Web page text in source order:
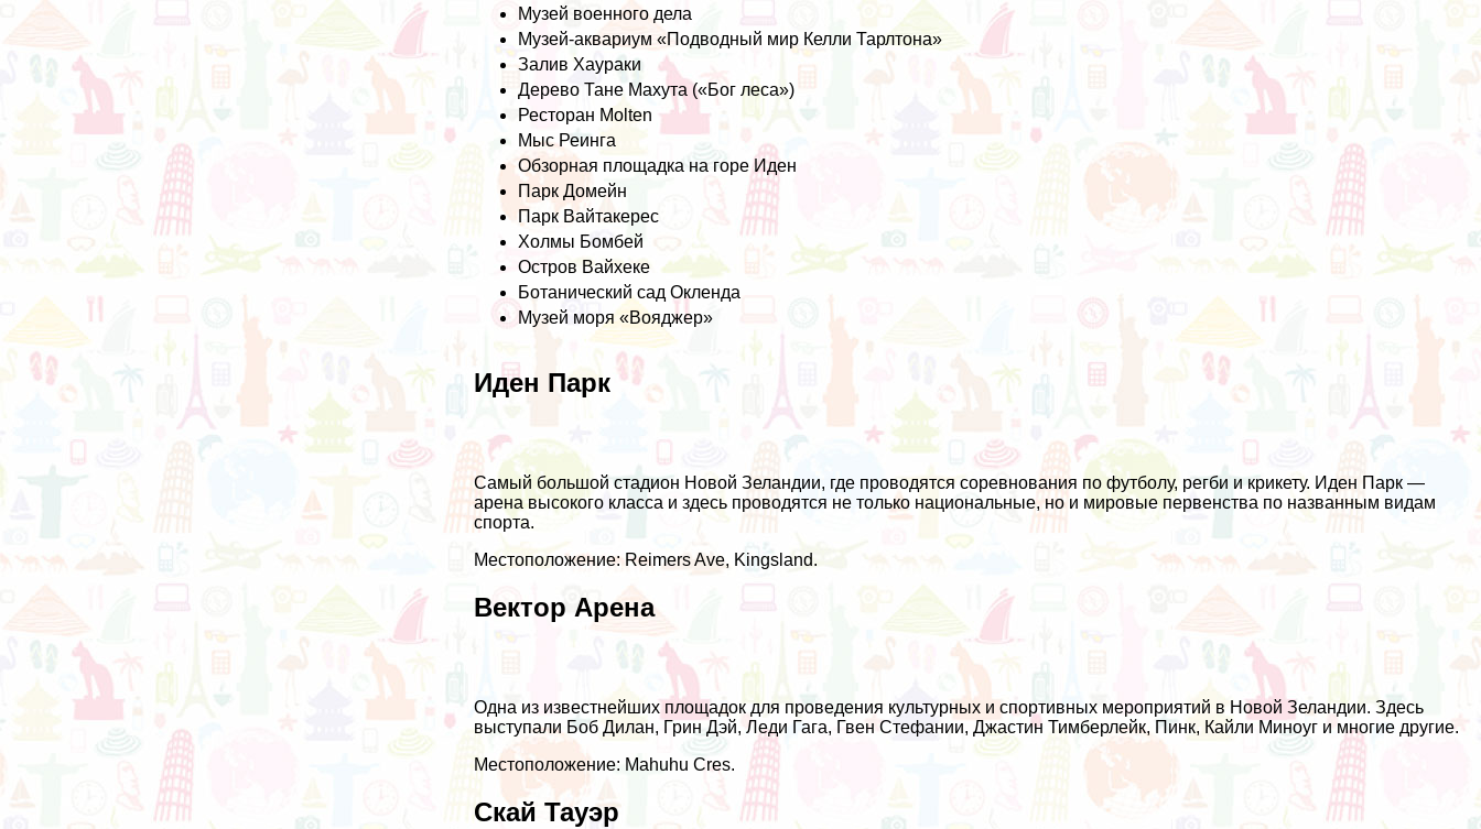
Музей военного дела
Музей-аквариум «Подводный мир Келли Тарлтона»
Залив Хаураки
Дерево Тане Махута («Бог леса»)
Ресторан Molten
Мыс Реинга
Обзорная площадка на горе Иден
Парк Домейн
Парк Вайтакерес
Холмы Бомбей
Остров Вайхеке
Ботанический сад Окленда
Музей моря «Вояджер»
Иден Парк
Самый большой стадион Новой Зеландии, где проводятся соревнования по футболу, регби и крикету. Иден Парк —
арена высокого класса и здесь проводятся не только национальные, но и мировые первенства по названным видам
спорта.
Местоположение: Reimers Ave, Kingsland.
Вектор Арена
Одна из известнейших площадок для проведения культурных и спортивных мероприятий в Новой Зеландии. Здесь
выступали Боб Дилан, Грин Дэй, Леди Гага, Гвен Стефании, Джастин Тимберлейк, Пинк, Кайли Миноуг и многие другие.
Местоположение: Mahuhu Cres.
Скай Тауэр